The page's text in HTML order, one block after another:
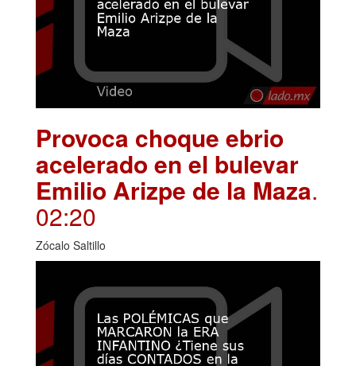
Provoca choque ebrio
acelerado en el bulevar
Emilio Arizpe de la Maza.
02:20
Zócalo Saltillo